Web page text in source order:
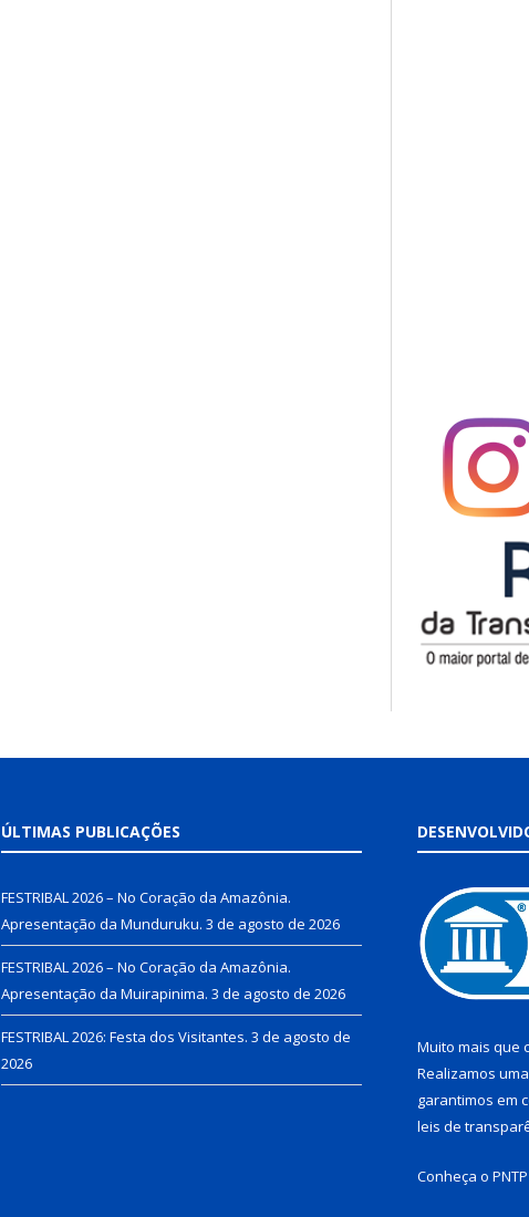
ÚLTIMAS PUBLICAÇÕES
FESTRIBAL 2026 – No Coração da Amazônia.
Apresentação da Munduruku. 3 de agosto de 2026
FESTRIBAL 2026 – No Coração da Amazônia.
Apresentação da Muirapinima. 3 de agosto de 2026
FESTRIBAL 2026: Festa dos Visitantes. 3 de agosto de
2026
Muito mais que
Realizamos uma
garantimos em
leis de
Conheça o PNTP